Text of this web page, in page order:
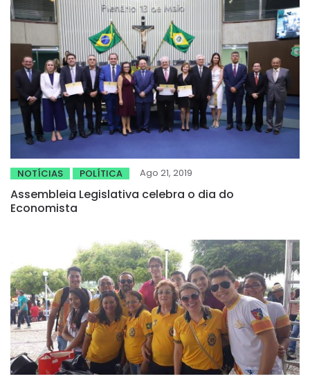
NOTÍCIAS POLÍTICA Ago 21, 2019
Assembleia Legislativa celebra o dia do
Economista